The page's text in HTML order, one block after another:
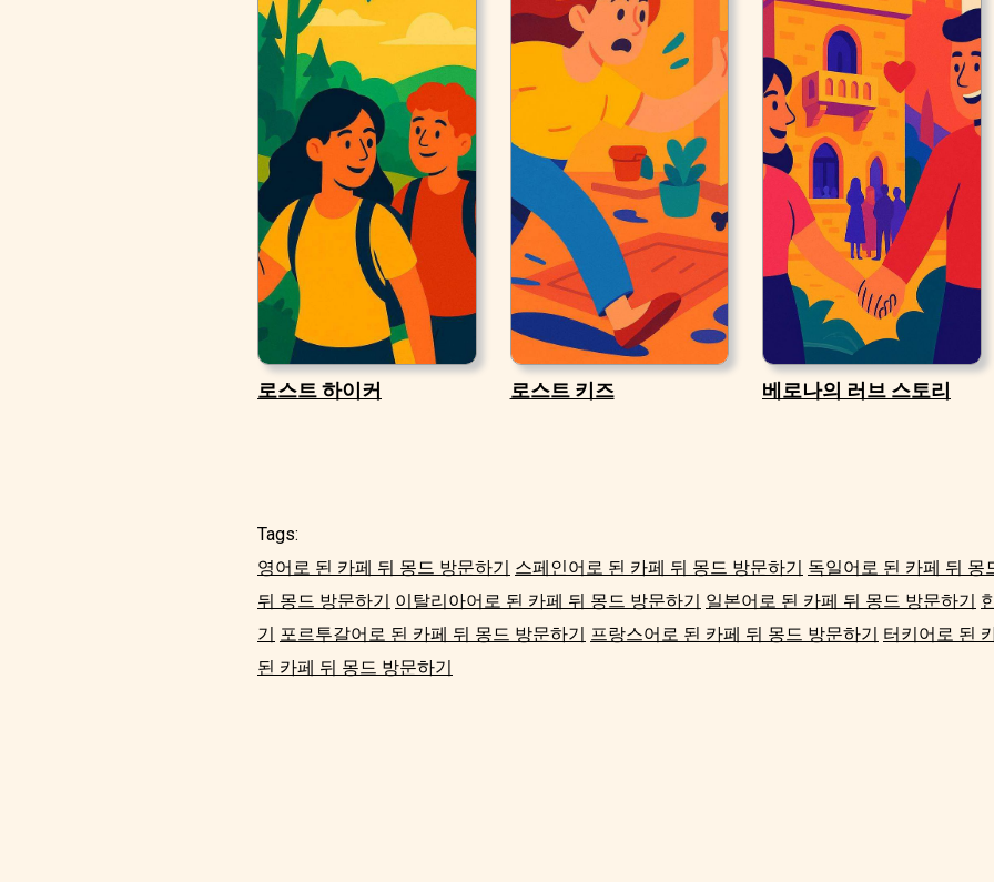
로스트 하이커 로스트 키즈 베로나의 러브 스토리
Tags:
영어로 된 카페 뒤 몽드 방문하기
스페인어로 된 카페 뒤 몽드 방문하기
독일어로 된 카페 뒤 몽
뒤 몽드 방문하기
이탈리아어로 된 카페 뒤 몽드 방문하기 일본어로 된 카페 뒤 몽드 방문하기
기
포르투갈어로 된 카페 뒤 몽드 방문하기 프랑스어로 된 카페 뒤 몽드 방문하기
터키어로 된
된 카페 뒤 몽드 방문하기